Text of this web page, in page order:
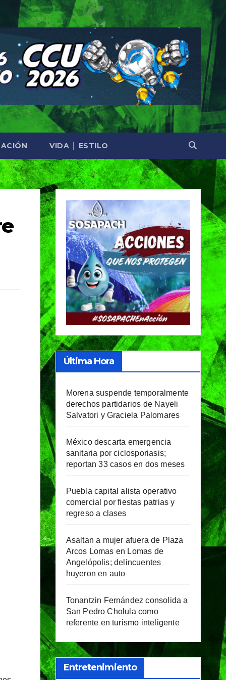
VIDA │ ESTILO
Última Hora
Morena suspende temporalmente
derechos partidarios de Nayeli
Salvatori y Graciela Palomares
México descarta emergencia
sanitaria por ciclosporiasis;
reportan 33 casos en dos meses
Puebla capital alista operativo
comercial por fiestas patrias y
regreso a clases
Asaltan a mujer afuera de Plaza
Arcos Lomas en Lomas de
Angelópolis; delincuentes
huyeron en auto
Tonantzin Fernández consolida a
San Pedro Cholula como
referente en turismo inteligente
Entretenimiento